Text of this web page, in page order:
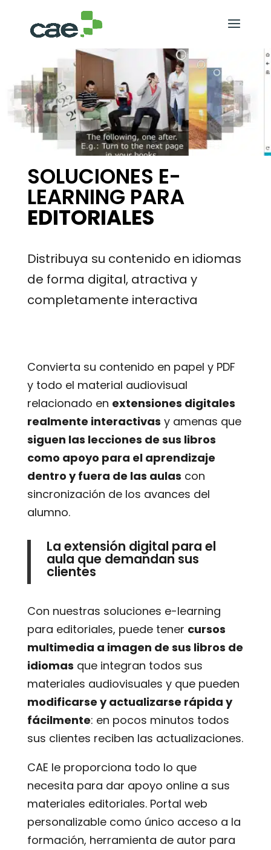
SOLUCIONES E-
LEARNING PARA
EDITORIALES
Distribuya su contenido en idiomas
de forma digital, atractiva y
completamente interactiva
Convierta su contenido en papel y PDF
y todo el material audiovisual
relacionado en extensiones digitales
realmente interactivas y amenas que
siguen las lecciones de sus libros
como apoyo para el aprendizaje
dentro y fuera de las aulas con
sincronización de los avances del
alumno.
La extensión digital para el
aula que demandan sus
clientes
Con nuestras soluciones e-learning
para editoriales, puede tener cursos
multimedia a imagen de sus libros de
idiomas que integran todos sus
materiales audiovisuales y que pueden
modificarse y actualizarse rápida y
fácilmente: en pocos minutos todos
sus clientes reciben las actualizaciones.
CAE le proporciona todo lo que
necesita para dar apoyo online a sus
materiales editoriales. Portal web
personalizable como único acceso a la
formación, herramienta de autor para